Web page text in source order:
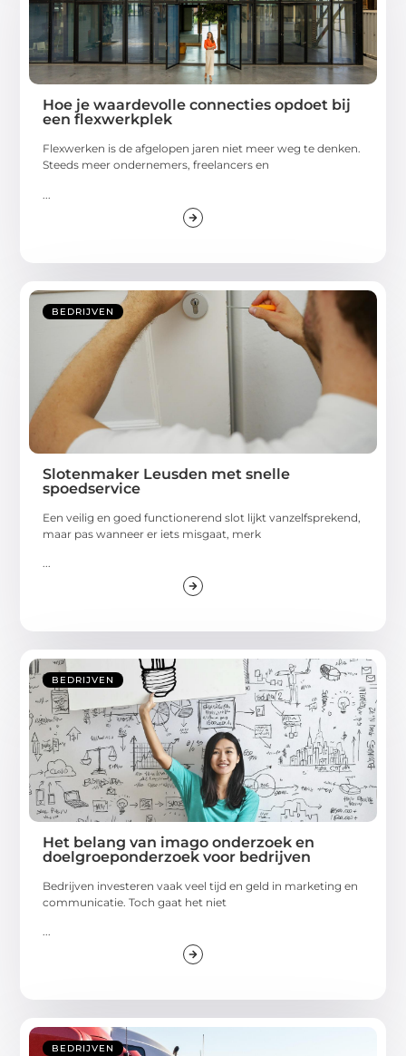
Hoe je waardevolle connecties opdoet bij
een flexwerkplek
Flexwerken is de afgelopen jaren niet meer weg te denken.
Steeds meer ondernemers, freelancers en
BEDRIJVEN
Slotenmaker Leusden met snelle
spoedservice
Een veilig en goed functionerend slot lijkt vanzelfsprekend,
maar pas wanneer er iets misgaat, merk
...
BEDRIJVEN
Het belang van imago onderzoek en
doelgroeponderzoek voor bedrijven
Bedrijven investeren vaak veel tijd en geld in marketing en
communicatie. Toch gaat het niet
...
BEDRIJVEN